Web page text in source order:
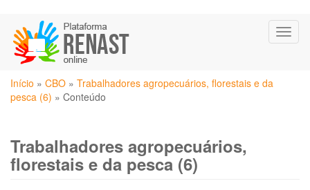
para
conteúdo
principal
Você
está
Início » CBO » Trabalhadores agropecuários, florestais e da
pesca (6) » Conteúdo
Trabalhadores agropecuários,
florestais e da pesca (6)